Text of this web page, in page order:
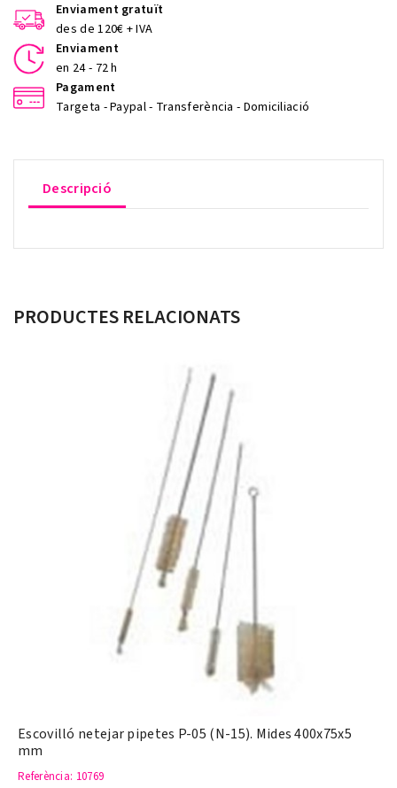
Enviament gratuït
des de 120€ + IVA
Enviament
en 24 - 72 h
Pagament
Targeta - Paypal - Transferència - Domiciliació
Descripció
PRODUCTES RELACIONATS
Escovilló netejar pipetes P-05 (N-15). Mides 400x75x5
mm
Referència: 10769